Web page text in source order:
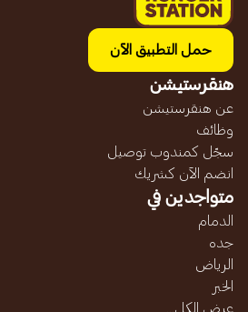
حمل التطبيق الآن
هنقرستيشن
عن هنقرستيشن
وظائف
سجّل كمندوب توصيل
انضم الآن كشريك
متواجدين في
الدمام
جده
الرياض
الخبر
عرض الكل...